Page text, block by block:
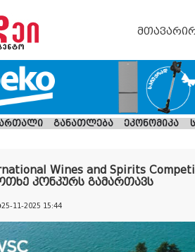
მთავარი
განათლება ეკონომიკა
Wines and Spirits
კონკურს გამართავს
25-11-2025 15:44